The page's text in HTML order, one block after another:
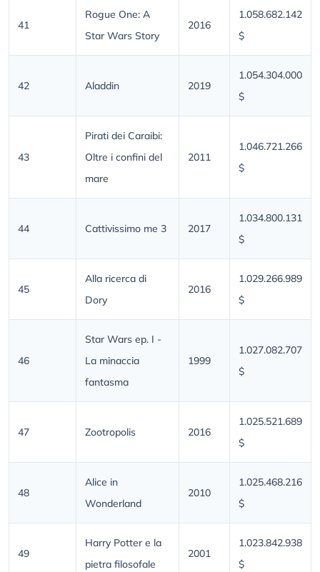
41
Rogue One: A
Star Wars Story
2016
1.058.682.142
$
42 Aladdin 2019
1.054.304.000
$
43
Pirati dei Caraibi:
Oltre i confini del
mare
2011
1.046.721.266
$
44 Cattivissimo me 3 2017
1.034.800.131
$
45
Alla ricerca di
Dory
2016
1.029.266.989
$
46
Star Wars ep. I -
La minaccia
fantasma
1999
1.027.082.707
$
47 Zootropolis 2016
1.025.521.689
$
48
Alice in
Wonderland
2010
1.025.468.216
$
49
Harry Potter e la
pietra filosofale
2001
1.023.842.938
$